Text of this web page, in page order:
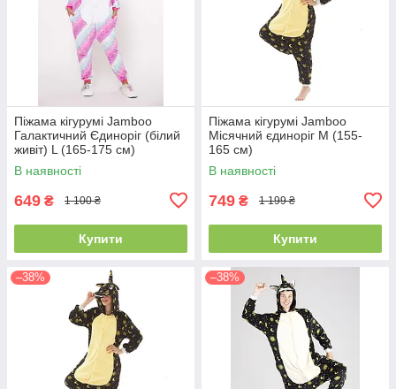
Піжама кігурумі Jamboo
Галактичний Єдиноріг (білий
живіт) L (165-175 см)
В наявності
649 ₴ 1 100 ₴
Купити
Піжама кігурумі Jamboo
Місячний єдиноріг M (155-
165 см)
В наявності
749 ₴ 1 199 ₴
Купити
–38% –38%